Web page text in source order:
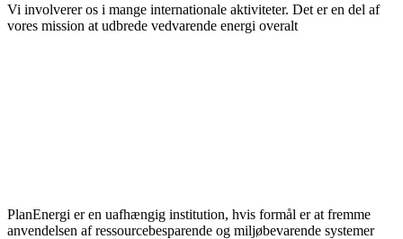
Vi involverer os i mange internationale aktiviteter. Det er en del af
vores mission at udbrede vedvarende energi overalt
PlanEnergi er en uafhængig institution, hvis formål er at fremme
anvendelsen af ressourcebesparende og miljøbevarende systemer